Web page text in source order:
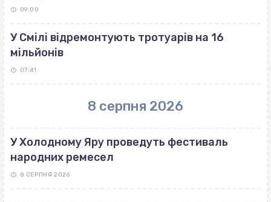
09:00
У Смілі відремонтують тротуарів на 16
мільйонів
07:41
8 серпня 2026
У Холодному Яру проведуть фестиваль
народних ремесел
8 СЕРПНЯ 2026